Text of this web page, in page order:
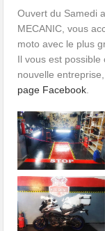
Ouvert du Samedi
MECANIC, vous
moto avec le plus
Il vous est
nouvelle
page Facebook